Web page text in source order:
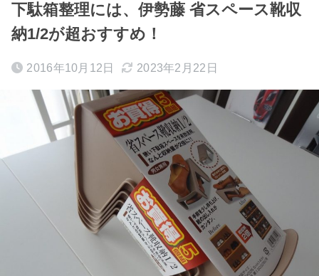
下駄箱整理には、伊勢藤 省スペース靴収
納1/2が超おすすめ！
2016年10月12日 2023年2月22日